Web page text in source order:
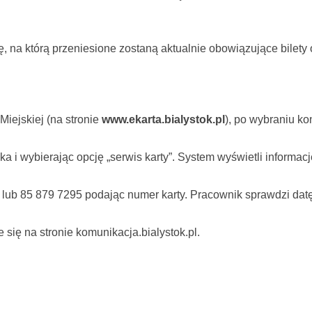
którą przeniesione zostaną aktualnie obowiązujące
(na stronie www.ekarta.bialystok.pl ), po wybraniu
i wybierając opcję „serwis karty”. System wyświetli
85 879 7295 podając numer karty. Pracownik sprawdzi
się na stronie komunikacja.bialystok.pl .